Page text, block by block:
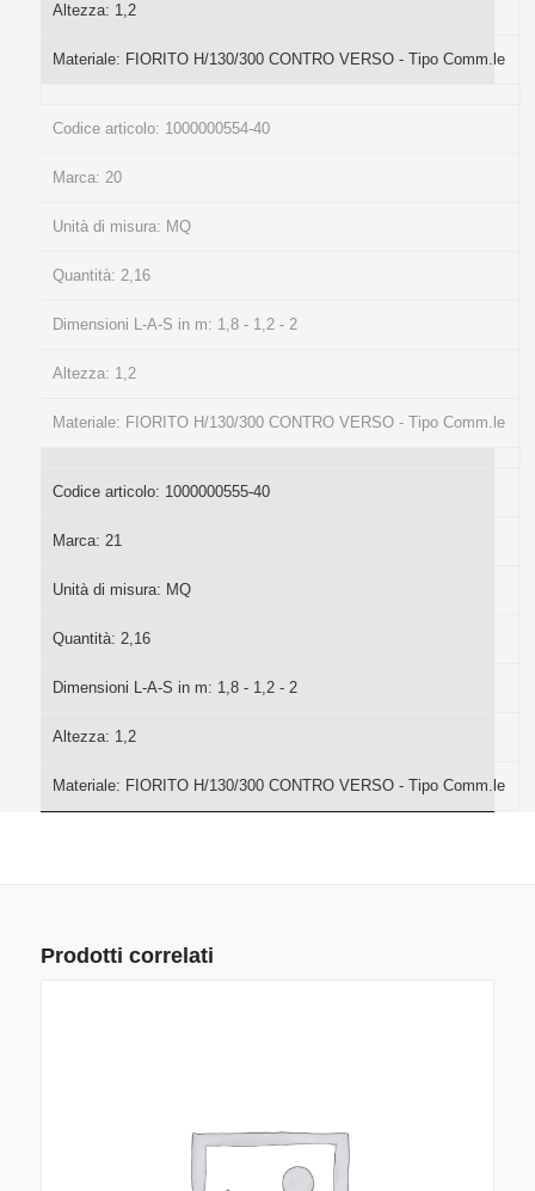
Altezza: 1,2
Materiale: FIORITO H/130/300 CONTRO VERSO - Tipo Comm.le
Codice articolo: 1000000554-40
Marca: 20
Unità di misura: MQ
Quantità: 2,16
Dimensioni L-A-S in m: 1,8 - 1,2 - 2
Altezza: 1,2
Materiale: FIORITO H/130/300 CONTRO VERSO - Tipo Comm.le
Codice articolo: 1000000555-40
Marca: 21
Unità di misura: MQ
Quantità: 2,16
Dimensioni L-A-S in m: 1,8 - 1,2 - 2
Altezza: 1,2
Materiale: FIORITO H/130/300 CONTRO VERSO - Tipo Comm.le
Prodotti correlati